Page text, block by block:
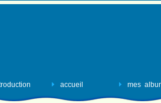
accueil mes